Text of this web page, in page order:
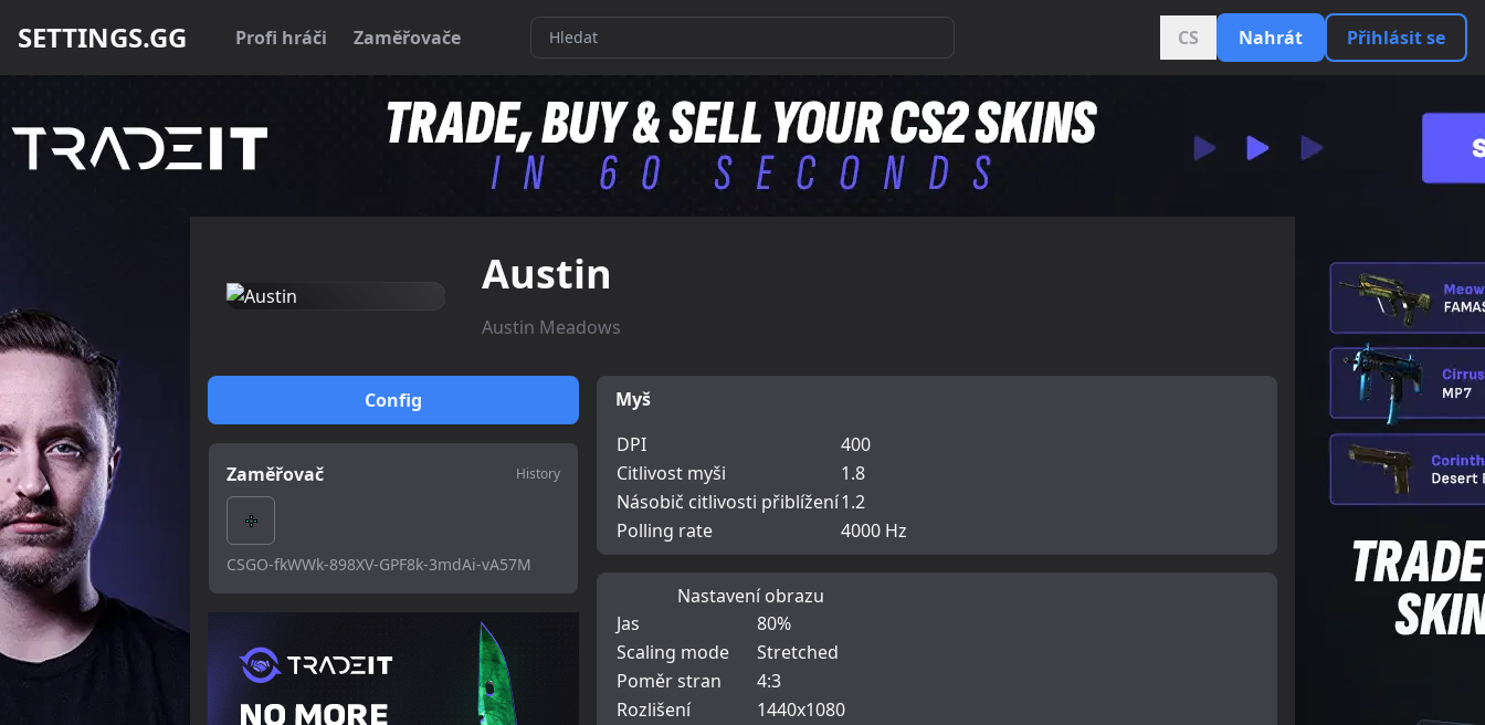
SETTINGS.GG Profi hráči Zaměřovače CS Nahrát Přihlásit se
Austin
Austin Meadows
Config
Zaměřovač History
CSGO-fkWWk-898XV-GPF8k-3mdAi-vA57M
Myš
DPI
400
Citlivost myši
1.8
Násobič citlivosti přiblížení1.2
Polling rate
4000 Hz
Nastavení obrazu
Jas
80%
Scaling mode
Stretched
Poměr stran
4:3
Rozlišení
1440x1080